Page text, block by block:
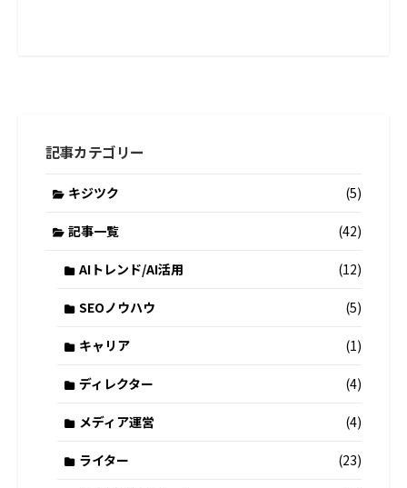
記事カテゴリー
キジツク (5)
記事一覧 (42)
AIトレンド/AI活用 (12)
SEOノウハウ (5)
キャリア (1)
ディレクター (4)
メディア運営 (4)
ライター (23)